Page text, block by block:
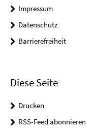
Impressum
Datenschutz
Barrierefreiheit
Diese Seite
Drucken
RSS-Feed abonnieren